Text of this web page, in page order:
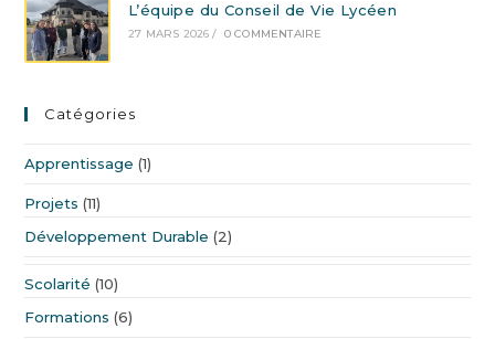
L’équipe du Conseil de Vie Lycéen
27 MARS 2026 / 0 COMMENTAIRE
Catégories
Apprentissage (1)
Projets (11)
Développement Durable (2)
Scolarité (10)
Formations (6)